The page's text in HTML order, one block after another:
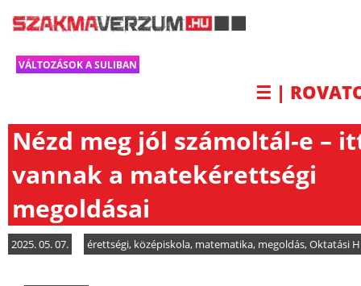
VÁLTOZÁSOK A SULIBAN
☰ |
Nézd meg jól számoltál-e –
vannak a matekérettségi
megoldásai
2025. 05. 07. érettségi, középiskola, matematika, megoldás,Oktatási